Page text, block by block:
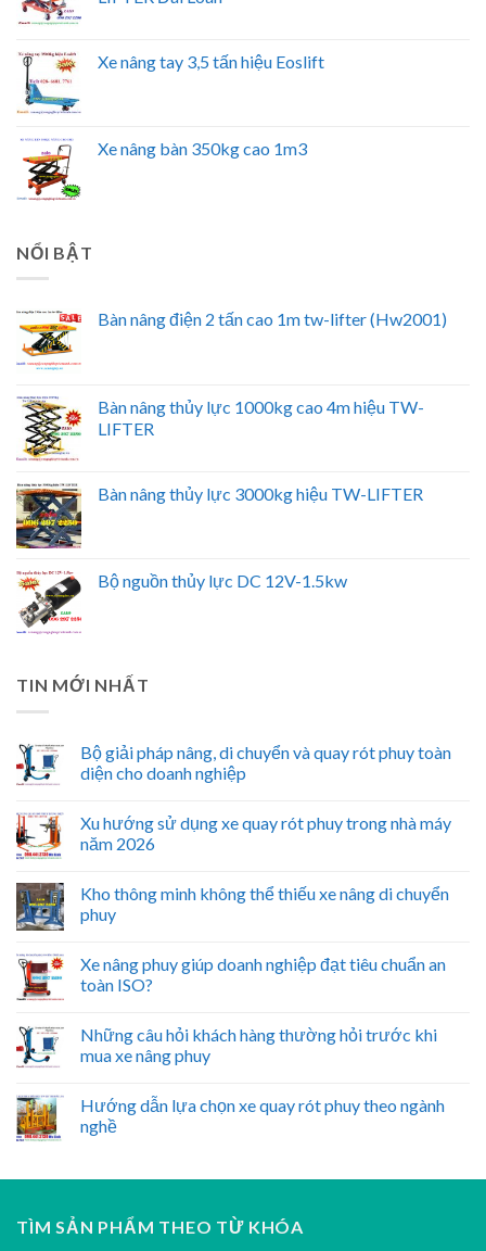
Xe nâng tay 3,5 tấn hiệu Eoslift
Xe nâng bàn 350kg cao 1m3
NỔI BẬT
Bàn nâng điện 2 tấn cao 1m tw-lifter (Hw2001)
Bàn nâng thủy lực 1000kg cao 4m hiệu TW-
LIFTER
Bàn nâng thủy lực 3000kg hiệu TW-LIFTER
Bộ nguồn thủy lực DC 12V-1.5kw
TIN MỚI NHẤT
Bộ giải pháp nâng, di chuyển và quay rót phuy toàn
diện cho doanh nghiệp
Xu hướng sử dụng xe quay rót phuy trong nhà máy
năm 2026
Kho thông minh không thể thiếu xe nâng di chuyển
phuy
Xe nâng phuy giúp doanh nghiệp đạt tiêu chuẩn an
toàn ISO?
Những câu hỏi khách hàng thường hỏi trước khi
mua xe nâng phuy
Hướng dẫn lựa chọn xe quay rót phuy theo ngành
nghề
TÌM SẢN PHẨM THEO TỪ KHÓA